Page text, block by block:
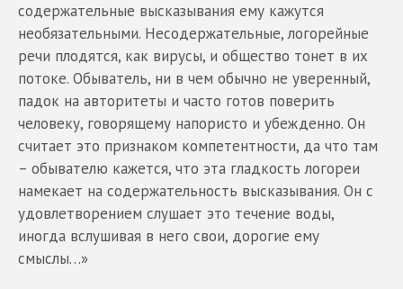
содержательные высказывания ему кажутся
необязательными. Несодержательные, логорейные
речи плодятся, как вирусы, и общество тонет в их
потоке. Обыватель, ни в чем обычно не уверенный,
падок на авторитеты и часто готов поверить
человеку, говорящему напористо и убежденно. Он
считает это признаком компетентности, да что там
– обывателю кажется, что эта гладкость логореи
намекает на содержательность высказывания. Он с
удовлетворением слушает это течение воды,
иногда вслушивая в него свои, дорогие ему
смыслы…»